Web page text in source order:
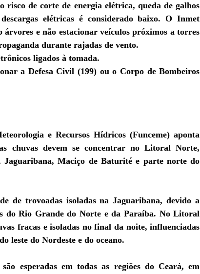
risco de corte de energia elétrica, queda de galhos
elétricas é considerado baixo. O Inmet
e não estacionar veículos próximos a torres
durante rajadas de vento.
ligados à tomada.
a Defesa Civil (199) ou o Corpo de Bombeiros
e Recursos Hídricos (Funceme) aponta
chuvas devem se concentrar no Litoral Norte,
Maciço de Baturité e parte norte do
de trovoadas isoladas na Jaguaribana, devido a
do Rio Grande do Norte e da Paraíba. No Litoral
fracas e isoladas no final da noite, influenciadas
leste do Nordeste e do oceano.
esperadas em todas as regiões do Ceará, em